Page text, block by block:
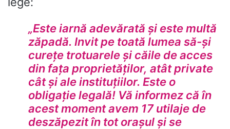
„Este iarnă adevărată și este multă
zăpadă. Invit pe toată lumea să-și
curețe trotuarele și căile de acces
din fața proprietăților, atât private
cât și ale instituțiilor. Este o
obligație legală! Vă informez că în
acest moment avem 17 utilaje de
deszăpezit în tot orașul și se